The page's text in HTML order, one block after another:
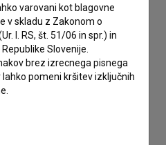
varovani kot blagovne
v skladu z Zakonom o
l. RS, št. 51/06 in spr.) in
Slovenije.
brez izrecnega pisnega
pomeni kršitev izključnih